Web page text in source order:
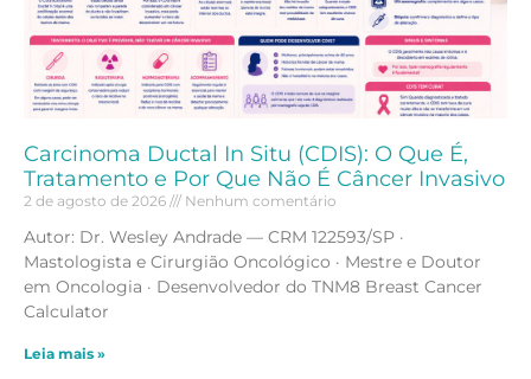
Carcinoma Ductal In Situ (CDIS): O Que É,
Tratamento e Por Que Não É Câncer Invasivo
2 de agosto de 2026 Nenhum comentário
Autor: Dr. Wesley Andrade — CRM 122593/SP ·
Mastologista e Cirurgião Oncológico · Mestre e Doutor
em Oncologia · Desenvolvedor do TNM8 Breast Cancer
Calculator
Leia mais »